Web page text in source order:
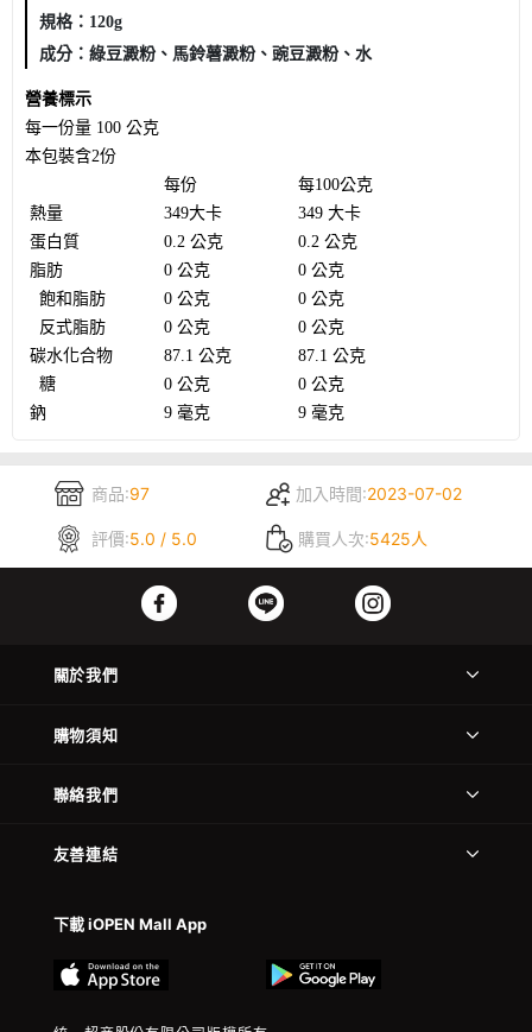
規格： 120g
成分： 綠豆澱粉、馬鈴薯澱粉、豌豆澱粉、水
營養標示
每一份量 100 公克
本包裝含2份
每份
每100公克
熱量
349大卡
349 大卡
蛋白質
0.2 公克
0.2 公克
脂肪
0 公克
0 公克
飽和脂肪
0 公克
0 公克
反式脂肪
0 公克
0 公克
碳水化合物
87.1 公克
87.1 公克
糖
0 公克
0 公克
鈉
9 毫克 9 毫克
商品:97 加入時間:2023-07-02
評價:5.0 / 5.0 購買人次:5425人
關於我們
購物須知
聯絡我們
友善連結
下載 iOPEN Mall App